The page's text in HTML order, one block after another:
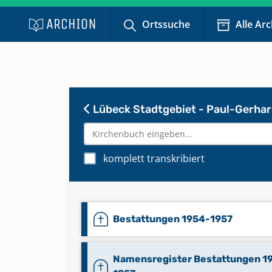
Ortssuche Alle
Lübeck Stadtgebiet - Paul-
komplett transkribiert
Bestattungen 1954-1957
Namensregister Bestattungen